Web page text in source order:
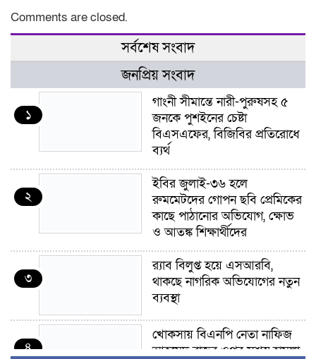
Comments are closed.
সর্বশেষ সংবাদ
জনপ্রিয় সংবাদ
১
গাংনী সীমান্তে নারী-পুরুষসহ ৫
জনকে পুশইনের চেষ্টা
বিএসএফের, বিজিবির প্রতিরোধে
ব্যর্থ
২
ইবির জুলাই-৩৬ হলে
রুমমেটদের গোপন ছবি প্রেমিকের
কাছে পাঠানোর অভিযোগ, ক্ষোভ
ও আতঙ্ক শিক্ষার্থীদের
৩
র‍্যাব বিলুপ্ত হয়ে এসআরবি,
থাকছে নাগরিক অভিযোগের নতুন
ব্যবস্থা
৪
খোকসায় বিএনপি নেতা নাফিজ
আহমেদ রাজুর ওপর সশস্ত্র হামলা,